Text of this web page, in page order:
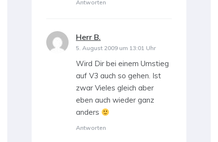
Antworten
Herr B.
5. August 2009 um 13:01 Uhr
Wird Dir bei einem Umstieg
auf V3 auch so gehen. Ist
zwar Vieles gleich aber
eben auch wieder ganz
anders
Antworten